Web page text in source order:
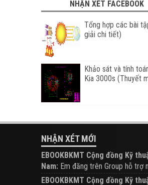
NHẬN XÉT FACEBOOK
Tổng hợp các bài
giải chi tiết)
Khảo sát và tính
Kia 3000s (Thuyết
NHẬN XÉT MỚI
EBOOKBKMT Cộng đồng Kỹ
Nam: Em đăng trên Group hỗ trợ
EBOOKBKMT Cộng đồng Kỹ